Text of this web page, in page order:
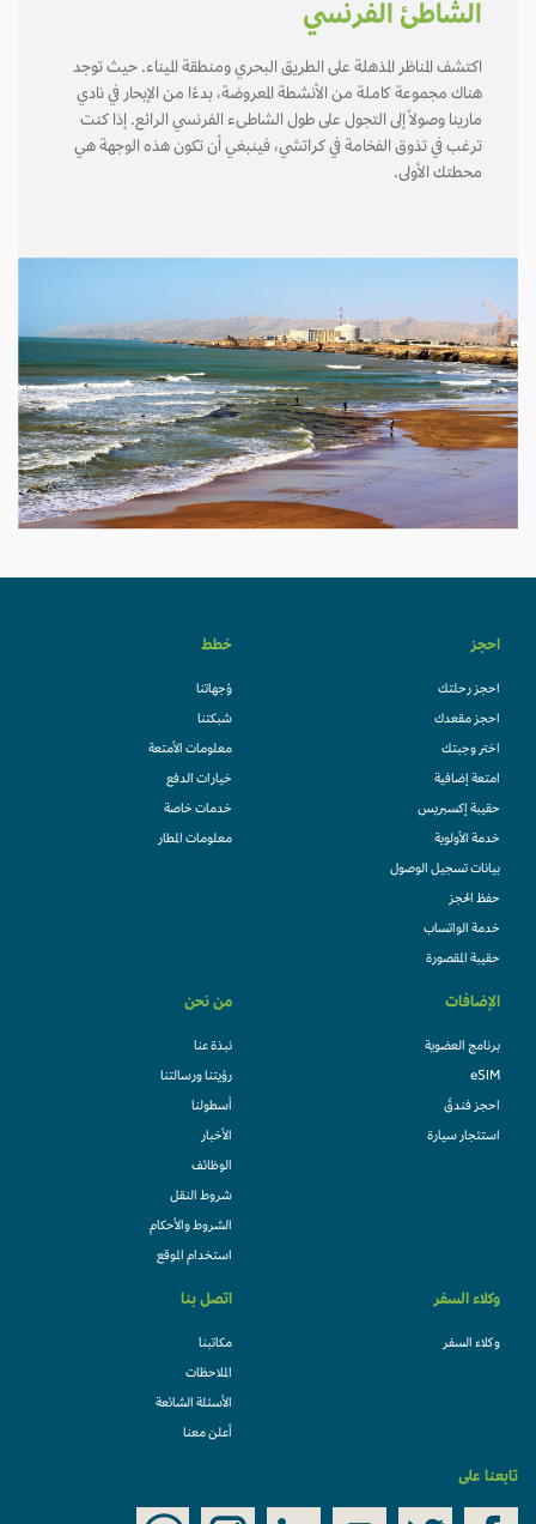
الشاطئ الفرنسي
اكتشف المناظر المذهلة على الطريق البحري ومنطقة الميناء. حيث توجد
هناك مجموعة كاملة من الأنشطة المعروضة، بدءًا من الإبحار في نادي
مارينا وصولاً إلى التجول على طول الشاطىء الفرنسي الرائع. إذا كنت
ترغب في تذوق الفخامة في كراتشي، فينبغي أن تكون هذه الوجهة هي
محطتك الأولى.
احجز
احجز رحلتك
احجز مقعدك
اختر وجبتك
امتعة إضافية
حقيبة إكسبريس
خدمة الأولوية
بيانات تسجيل الوصول
حفظ الحجز
خدمة الواتساب
حقيبة المقصورة
خطط
وُجهاتنا
شبكتنا
معلومات الأمتعة
خيارات الدفع
خدمات خاصة
معلومات المطار
الإضافات
برنامج العضوية
eSIM
احجز فندقً
استئجار سيارة
من نحن
نبذة عنا
رؤيتنا ورسالتنا
أسطولنا
الأخبار
الوظائف
شروط النقل
الشروط والأحكام
استخدام الموقع
وكلاء السفر
وكلاء السفر
اتصل بنا
مكاتبنا
الملاحظات
الأسئلة الشائعة
أعلن معنا
تابعنا على